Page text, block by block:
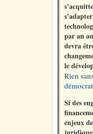
par an
devra
le
Rien
Si des
enjeux